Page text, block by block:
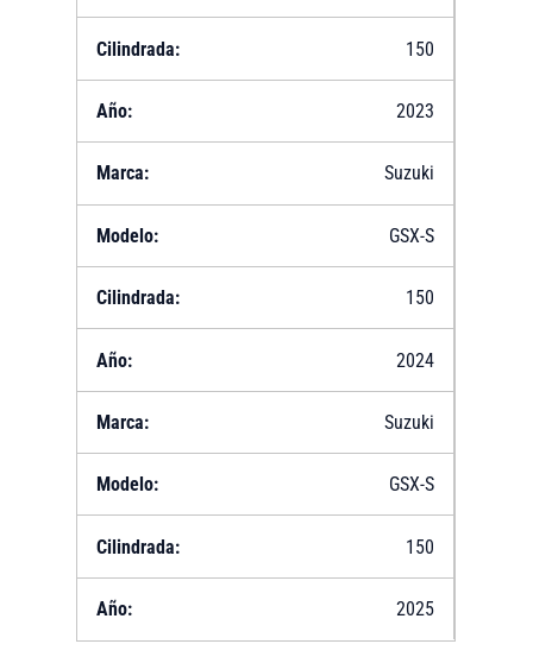
150
2023
Suzuki
GSX-S
150
2024
Suzuki
GSX-S
150
2025